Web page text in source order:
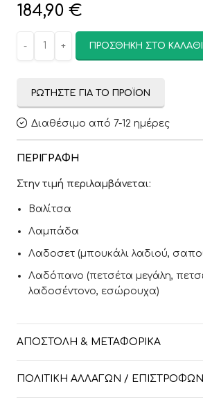
184,90 €
ΠΡΟΣΘΉΚΗ ΣΤΟ ΚΑΛΆΘΙ
ΡΩΤΉΣΤΕ ΓΙΑ ΤΟ ΠΡΟΪΌΝ
Διαθέσιμο από 7-12 ημέρες
ΠΕΡΙΓΡΑΦΉ
Στην τιμή περιλαμβάνεται:
Βαλίτσα
Λαμπάδα
Λαδοσετ (μπουκάλι λαδιού,
Λαδόπανο (πετσέτα μεγάλη,
λαδοσέντονο, εσώρουχα)
ΑΠΟΣΤΟΛΉ & ΜΕΤΑΦΟΡΙΚΆ
ΠΟΛΙΤΙΚΉ ΑΛΛΑΓΏΝ / ΕΠΙΣΤΡΟΦΏΝ